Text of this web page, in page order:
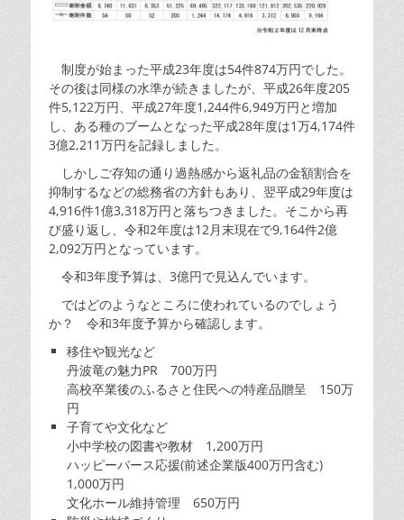
制度が始まった平成23年度は54件874万円でした。
その後は同様の水準が続きましたが、平成26年度205
件5,122万円、平成27年度1,244件6,949万円と増加
し、ある種のブームとなった平成28年度は1万4,174件
3億2,211万円を記録しました。
しかしご存知の通り過熱感から返礼品の金額割合を
抑制するなどの総務省の方針もあり、翌平成29年度は
4,916件1億3,318万円と落ちつきました。そこから再
び盛り返し、令和2年度は12月末現在で9,164件2億
2,092万円となっています。
令和3年度予算は、3億円で見込んでいます。
ではどのようなところに使われているのでしょう
か？ 令和3年度予算から確認します。
移住や観光など
丹波竜の魅力PR 700万円
高校卒業後のふるさと住民への特産品贈呈 150万
円
子育てや文化など
小中学校の図書や教材 1,200万円
ハッピーバース応援(前述企業版400万円含む)
1,000万円
文化ホール維持管理 650万円